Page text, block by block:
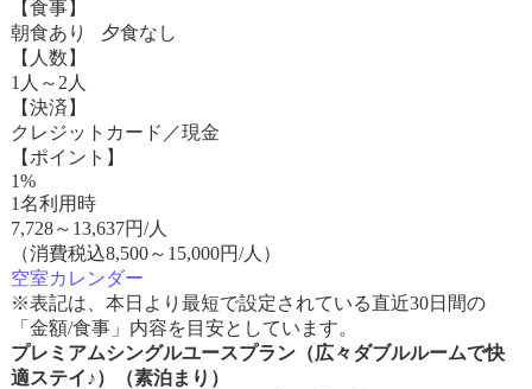
【食事】
朝食あり 夕食なし
【人数】
1人～2人
【決済】
クレジットカード／現金
【ポイント】
1%
1名利用時
7,728～ 13,637円/人
（消費税込8,500～15,000円/人）
空室カレンダー
※表記は、本日より最短で設定されている直近30日間の
「金額/食事」内容を目安としています。
プレミアムシングルユースプラン（広々ダブルルームで快
適ステイ♪）（素泊まり）